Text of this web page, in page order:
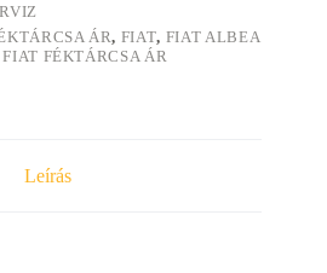
ÁR, FIAT, FIAT ALBEA
FIAT FÉKTÁRCSA ÁR
Leírás